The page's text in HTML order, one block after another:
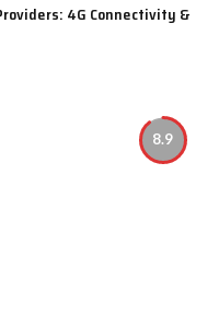
4G Connectivity &
8.9